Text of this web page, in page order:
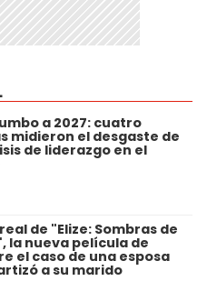
a 2027: cuatro
midieron el desgaste de
de liderazgo en el
de "Elize: Sombras de
la nueva película de
el caso de una esposa
a su marido